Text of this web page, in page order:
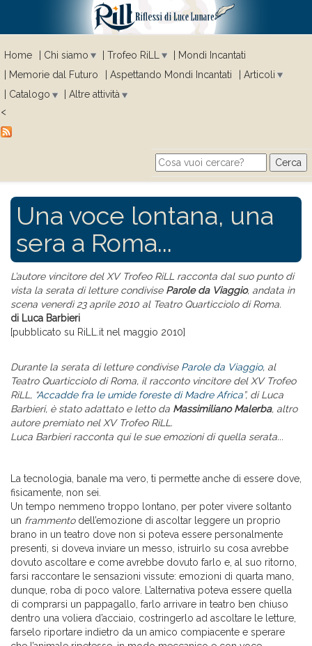
Home Chi siamo Trofeo RiLL
Mondi Incantati
Memorie dal Futuro
Aspettando Mondi Incantati
Articoli
Catalogo
Altre attività
<
Search form
Cerca
Una voce lontana, una
sera a Roma...
L’autore vincitore del XV Trofeo RiLL racconta dal suo punto di
vista la serata di letture condivise Parole da Viaggio, andata in
scena venerdì 23 aprile 2010 al Teatro Quarticciolo di Roma.
di Luca Barbieri
[pubblicato su RiLL.it nel maggio 2010]
Durante la serata di letture condivise Parole da Viaggio, al
Teatro Quarticciolo di Roma, il racconto vincitore del XV Trofeo
RiLL, “Accadde fra le umide foreste di Madre Africa”, di Luca
Barbieri, è stato adattato e letto da Massimiliano Malerba, altro
autore premiato nel XV Trofeo RiLL.
Luca Barbieri racconta qui le sue emozioni di quella serata...
La tecnologia, banale ma vero, ti permette anche di essere dove,
fisicamente, non sei.
Un tempo nemmeno troppo lontano, per poter vivere soltanto
un frammentodell’emozione di ascoltar leggere un proprio
brano in un teatro dove non si poteva essere personalmente
presenti, si doveva inviare un messo, istruirlo su cosa avrebbe
dovuto ascoltare e come avrebbe dovuto farlo e, al suo ritorno,
farsi raccontare le sensazioni vissute: emozioni di quarta mano,
dunque, roba di poco valore. L’alternativa poteva essere quella
di comprarsi un pappagallo, farlo arrivare in teatro ben chiuso
dentro una voliera d’acciaio, costringerlo ad ascoltare le letture,
farselo riportare indietro da un amico compiacente e sperare